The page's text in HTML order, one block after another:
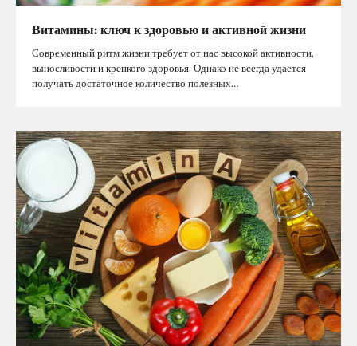
Витамины: ключ к здоровью и активной жизни
Современный ритм жизни требует от нас высокой активности,
выносливости и крепкого здоровья. Однако не всегда удается
получать достаточное количество полезных…